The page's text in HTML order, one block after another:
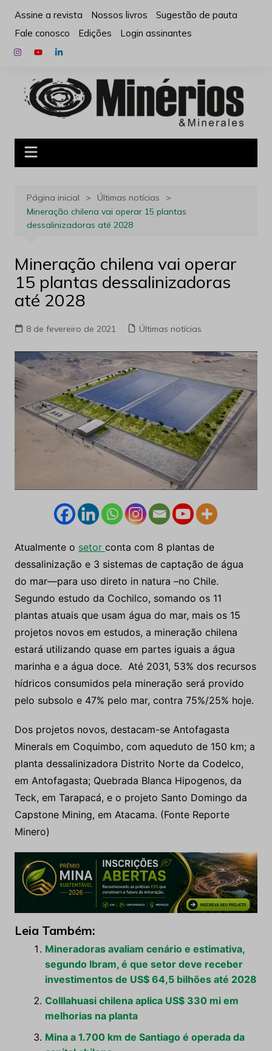
para
conteúdo
Assine a revista Nossos livros
Sugestão de pauta
Fale conosco
Edições Login assinantes
Página inicial
Últimas notícias
Mineração chilena vai operar 15 plantas
dessalinizadoras até 2028
Mineração chilena vai operar
15 plantas dessalinizadoras
até 2028
8 de fevereiro de 2021 Últimas notícias
Atualmente o setor conta com 8 plantas de
dessalinização e 3 sistemas de captação de água
do mar—para uso direto in natura –no Chile.
Segundo estudo da Cochilco, somando os 11
plantas atuais que usam água do mar, mais os 15
projetos novos em estudos, a mineração chilena
estará utilizando quase em partes iguais a água
marinha e a água doce. Até 2031, 53% dos recursos
hídricos consumidos pela mineração será provido
pelo subsolo e 47% pelo mar, contra 75%/25% hoje.
Dos projetos novos, destacam-se Antofagasta
Minerals em Coquimbo, com aqueduto de 150 km; a
planta dessalinizadora Distrito Norte da Codelco,
em Antofagasta; Quebrada Blanca Hipogenos, da
Teck, em Tarapacá, e o projeto Santo Domingo da
Capstone Mining, em Atacama. (Fonte Reporte
Minero)
Leia Também:
Mineradoras avaliam cenário e estimativa,
segundo Ibram, é que setor deve receber
investimentos de US$ 64,5 bilhões até 2028
Colllahuasi chilena aplica US$ 330 mi em
melhorias na planta
Mina a 1.700 km de Santiago é operada da